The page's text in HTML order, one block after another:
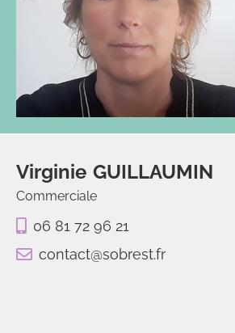
Virginie GUILLAUMIN
Commerciale
06 81 72 96 21
contact@sobrest.fr